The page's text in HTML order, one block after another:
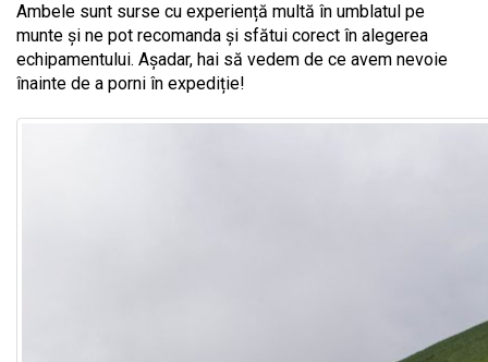
Ambele sunt surse cu experiență multă în umblatul pe
munte și ne pot recomanda și sfătui corect în alegerea
echipamentului. Așadar, hai să vedem de ce avem nevoie
înainte de a porni în expediție!